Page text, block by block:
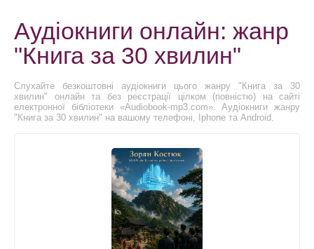
Аудіокниги онлайн: жанр
"Книга за 30 хвилин"
Слухайте безкоштовні аудіокниги цього жанру "Книга за 30
хвилин" онлайн та без реєстрації цілком (повністю) на сайті
електронної бібліотеки «Audiobook-mp3.com». Аудіокниги жанру
"Книга за 30 хвилин" на вашому телефоні, Iphone та Android.